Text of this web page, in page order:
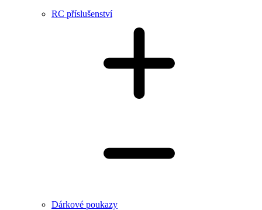
RC příslušenství
Dárkové poukazy